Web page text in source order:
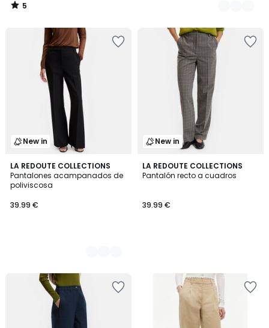
5
/
New in
LA REDOUTE COLLECTIONS
Pantalones acampanados de
poliviscosa
39.99 €
2
Colores
New in
LA REDOUTE COLLECTIONS
Pantalón recto a cuadros
39.99 €